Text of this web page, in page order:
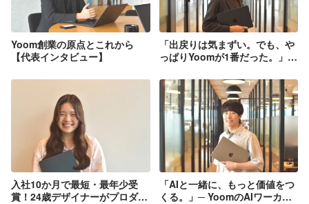
Yoom創業の原点とこれから
【代表インタビュー】
「出戻りは気まずい。でも、や
っぱりYoomが1番だった。」─
きた理由【社員インタビュー】
入社10か月で最短・最年少受
賞！24歳デザイナーがプロダク
「AIと一緒に、もっと価値をつ
くる。」─ YoomのAIワーカー